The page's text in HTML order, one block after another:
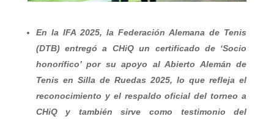
En la IFA 2025, la Federación Alemana de Tenis
(DTB) entregó a CHiQ un certificado de ‘Socio
honorífico’ por su apoyo al Abierto Alemán de
Tenis en Silla de Ruedas 2025, lo que refleja el
reconocimiento y el respaldo oficial del torneo a
CHiQ y también sirve como testimonio del